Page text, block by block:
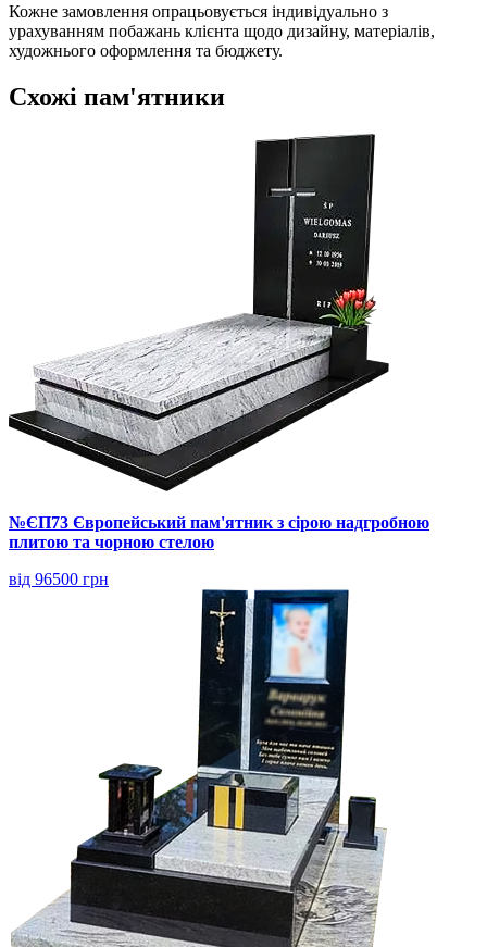
Кожне замовлення опрацьовується індивідуально з
урахуванням побажань клієнта щодо дизайну, матеріалів,
художнього оформлення та бюджету.
Схожі пам'ятники
№ЄП73 Європейський пам'ятник з сірою надгробною
плитою та чорною стелою
від 96500 грн